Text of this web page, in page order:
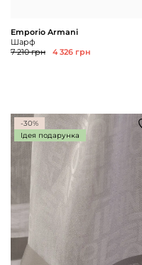
Emporio Armani
Шарф
7 210 грн
4 326 грн
-30%
Ідея подарунка